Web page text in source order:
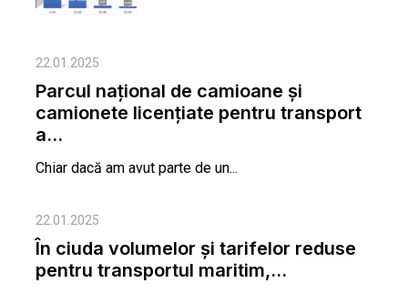
22.01.2025
Parcul național de camioane și
camionete licențiate pentru transport
a...
Chiar dacă am avut parte de un...
22.01.2025
În ciuda volumelor și tarifelor reduse
pentru transportul maritim,...